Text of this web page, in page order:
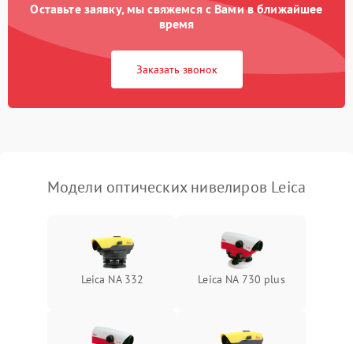
Царапины на линзах 2500 ₽ Подробнее →
Потеря резкости 2000 ₽
Искажение изображения 2000 ₽
Оставьте заявку, мы свяжемся с Вами в ближайшее
время
Заказать звонок
Модели оптических нивелиров Leica
Leica NA 332 Leica NA 730 plus